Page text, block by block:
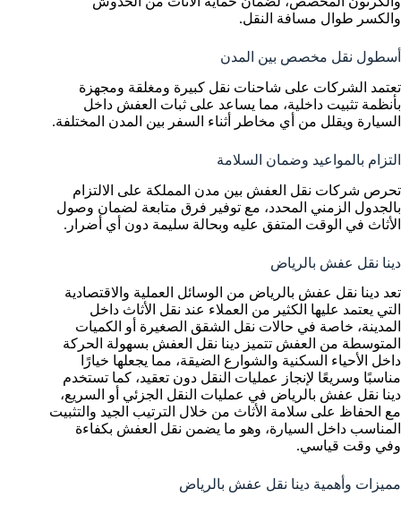
والكسر طوال مسافة النقل.
أسطول نقل مخصص بين المدن
تعتمد الشركات على شاحنات نقل كبيرة ومغلقة ومجهزة
بأنظمة تثبيت داخلية، مما يساعد على ثبات العفش داخل
السيارة ويقلل من أي مخاطر أثناء السفر بين المدن المختلفة.
التزام بالمواعيد وضمان السلامة
تحرص شركات نقل العفش بين مدن المملكة على الالتزام
بالجدول الزمني المحدد، مع توفير فرق متابعة لضمان وصول
الأثاث في الوقت المتفق عليه وبحالة سليمة دون أي أضرار.
دينا نقل عفش بالرياض
تعد دينا نقل عفش بالرياض من الوسائل العملية والاقتصادية
التي يعتمد عليها الكثير من العملاء عند نقل الأثاث داخل
المدينة، خاصة في حالات نقل الشقق الصغيرة أو الكميات
المتوسطة من العفش تتميز دينا نقل العفش بسهولة الحركة
داخل الأحياء السكنية والشوارع الضيقة، مما يجعلها خيارًا
مناسبًا وسريعًا لإنجاز عمليات النقل دون تعقيد، كما تستخدم
دينا نقل عفش بالرياض في عمليات النقل الجزئي أو السريع،
مع الحفاظ على سلامة الأثاث من خلال الترتيب الجيد والتثبيت
المناسب داخل السيارة، وهو ما يضمن نقل العفش بكفاءة
وفي وقت قياسي.
مميزات وأهمية دينا نقل عفش بالرياض